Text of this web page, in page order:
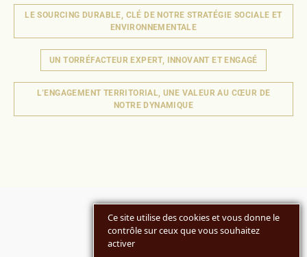
LE SOURCING DURABLE, CLÉ DE NOTRE STRATÉGIE SOCIALE ET
ENVIRONNEMENTALE
UN TORRÉFACTEUR EXPERT, INNOVANT ET ENGAGÉ
L’ENGAGEMENT TERRITORIAL, UNE VALEUR AU CŒUR DE
NOTRE DYNAMIQUE
Ce site utilise des cookies et vous donne le
contrôle sur ceux que vous souhaitez
activer